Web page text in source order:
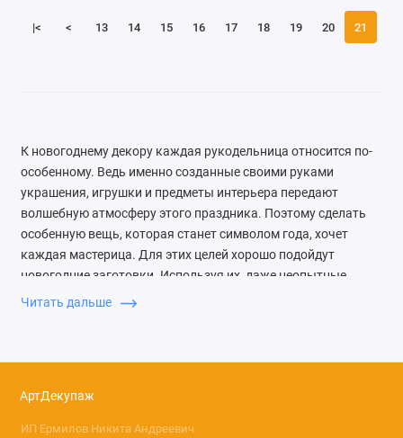
|< < 13 14 15 16 17 18 19 20 21
К новогоднему декору каждая рукодельница относится по-
особенному. Ведь именно созданные своими руками
украшения, игрушки и предметы интерьера передают
волшебную атмосферу этого праздника. Поэтому сделать
особенную вещь, которая станет символом года, хочет
каждая мастерица. Для этих целей хорошо подойдут
новогодние заготовки. Используя их, даже неопытные
рукодельницы смогут создать красивую и уникальную
тематический рисунок на любом предмете.
Читать дальше
АртДекупаж
ИП Ермилов Никита Андреевич